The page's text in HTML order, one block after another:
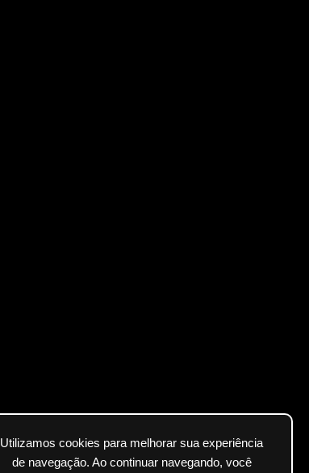
Utilizamos cookies para melhorar sua experiência
de navegação. Ao continuar navegando, você